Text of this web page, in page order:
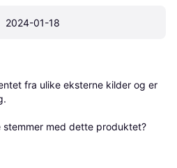
2024-01-18
fra ulike eksterne kilder og er
med dette produktet?